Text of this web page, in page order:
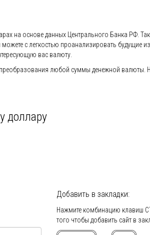
на основе данных Центрального Банка РФ.
с легкостью проанализировать будущие
вас валюту.
любой суммы денежной валюты.
доллару
Добавить в закладки:
Нажмите комбинацию клавиш
того чтобы добавить сайт в